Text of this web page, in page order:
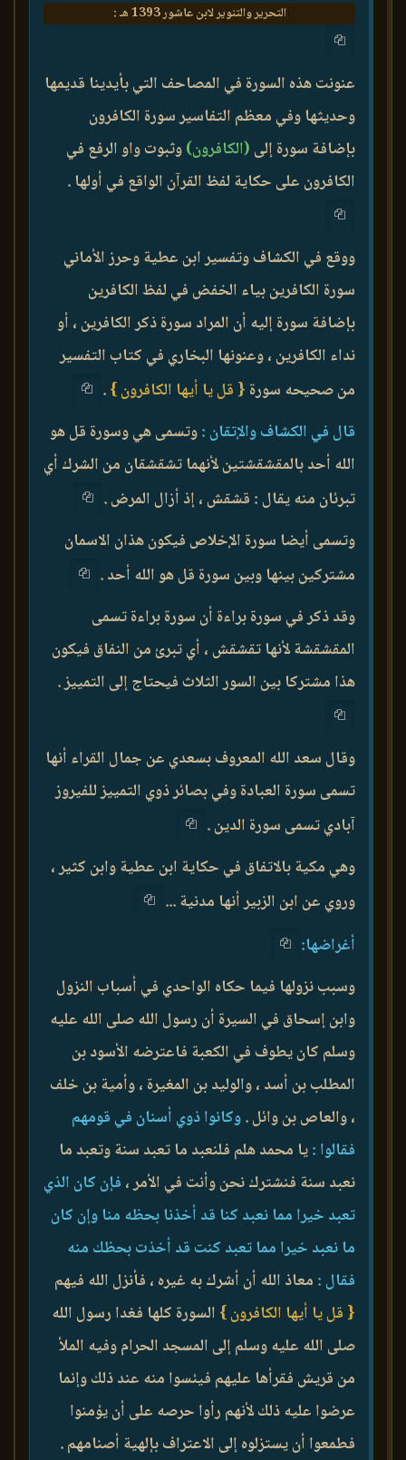
التحرير والتنوير لابن عاشور 1393 هـ :
عنونت هذه السورة في المصاحف التي بأيدينا قديمها
وحديثها وفي معظم التفاسير سورة الكافرون
بإضافة سورة إلى (الكافرون)وثبوت واو الرفع في
الكافرون على حكاية لفظ القرآن الواقع في أولها .
ووقع في الكشاف وتفسير ابن عطية وحرز الأماني
سورة الكافرين بياء الخفض في لفظ الكافرين
بإضافة سورة إليه أن المراد سورة ذكر الكافرين ، أو
نداء الكافرين ، وعنونها البخاري في كتاب التفسير
من صحيحه سورة { قل يا أيها الكافرون }.
قال في الكشاف والإتقان :وتسمى هي وسورة قل هو
الله أحد بالمقشقشتين لأنهما تشقشقان من الشرك أي
تبرئان منه يقال : قشقش ، إذ أزال المرض .
وتسمى أيضا سورة الإخلاص فيكون هذان الاسمان
مشتركين بينها وبين سورة قل هو الله أحد .
وقد ذكر في سورة براءة أن سورة براءة تسمى
المقشقشة لأنها تقشقش ، أي تبرئ من النفاق فيكون
هذا مشتركا بين السور الثلاث فيحتاج إلى التمييز .
وقال سعد الله المعروف بسعدي عن جمال القراء أنها
تسمى سورة العبادة وفي بصائر ذوي التمييز للفيروز
آبادي تسمى سورة الدين .
وهي مكية بالاتفاق في حكاية ابن عطية وابن كثير ،
وروي عن ابن الزبير أنها مدنية ...
أغراضها:
وسبب نزولها فيما حكاه الواحدي في أسباب النزول
وابن إسحاق في السيرة أن رسول الله صلى الله عليه
وسلم كان يطوف في الكعبة فاعترضه الأسود بن
المطلب بن أسد ، والوليد بن المغيرة ، وأمية بن خلف
، والعاص بن وائل .وكانوا ذوي أسنان في قومهم
فقالوا :يا محمد هلم فلنعبد ما تعبد سنة وتعبد ما
نعبد سنة فنشترك نحن وأنت في الأمر ، فإن كان الذي
تعبد خيرا مما نعبد كنا قد أخذنا بحظه منا وإن كان
ما نعبد خيرا مما تعبد كنت قد أخذت بحظك منه
فقال : معاذ الله أن أشرك به غيره ، فأنزل الله فيهم
{ قل يا أيها الكافرون } السورة كلها فغدا رسول الله
صلى الله عليه وسلم إلى المسجد الحرام وفيه الملأ
من قريش فقرأها عليهم فيئسوا منه عند ذلك وإنما
عرضوا عليه ذلك لأنهم رأوا حرصه على أن يؤمنوا
فطمعوا أن يستزلوه إلى الاعتراف بإلهية أصنامهم .